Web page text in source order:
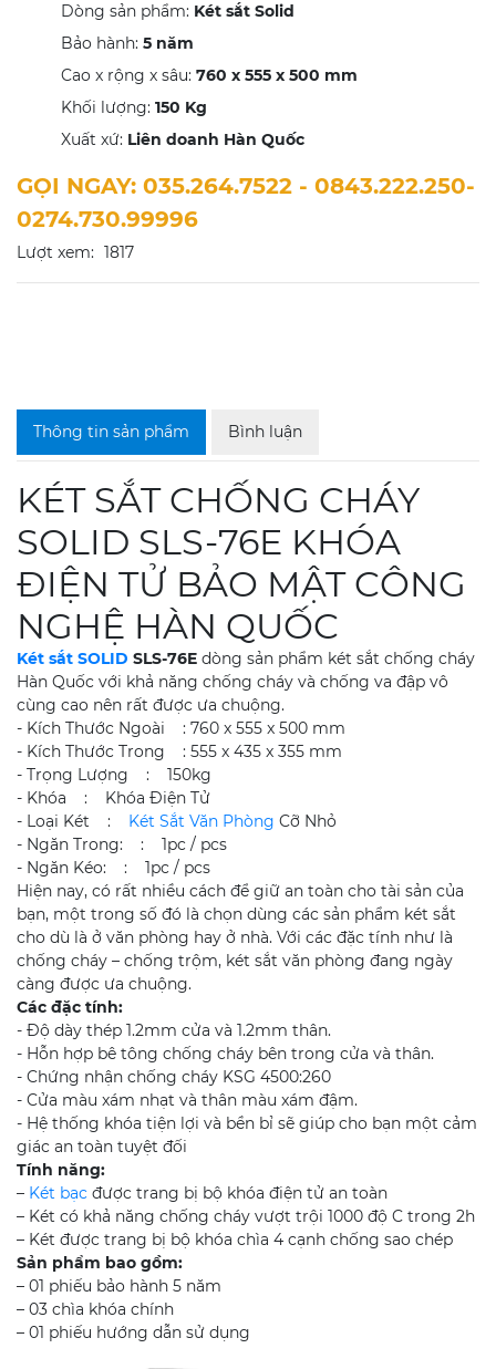
Dòng sản phẩm: Két sắt Solid
Bảo hành: 5 năm
Cao x rộng x sâu: 760 x 555 x 500 mm
Khối lượng: 150 Kg
Xuất xứ: Liên doanh Hàn Quốc
GỌI NGAY: 035.264.7522 - 0843.222.250-
0274.730.99996
Lượt xem: 1817
Thông tin sản phẩm Bình luận
KÉT SẮT CHỐNG CHÁY
SOLID SLS-76E KHÓA
ĐIỆN TỬ BẢO MẬT CÔNG
NGHỆ HÀN QUỐC
Két sắt SOLID SLS-76E dòng sản phẩm két sắt chống cháy
Hàn Quốc với khả năng chống cháy và chống va đập vô
cùng cao nên rất được ưa chuộng.
- Kích Thước Ngoài : 760 x 555 x 500 mm
- Kích Thước Trong : 555 x 435 x 355 mm
- Trọng Lượng : 150kg
- Khóa : Khóa Điện Tử
- Loại Két :
Két Sắt Văn Phòng Cỡ Nhỏ
- Ngăn Trong: : 1pc / pcs
- Ngăn Kéo: : 1pc / pcs
Hiện nay, có rất nhiều cách để giữ an toàn cho tài sản của
bạn, một trong số đó là chọn dùng các sản phẩm két sắt
cho dù là ở văn phòng hay ở nhà. Với các đặc tính như là
chống cháy – chống trộm, két sắt văn phòng đang ngày
càng được ưa chuộng.
Các đặc tính:
- Độ dày thép 1.2mm cửa và 1.2mm thân.
- Hỗn hợp bê tông chống cháy bên trong cửa và thân.
- Chứng nhận chống cháy KSG 4500:260
- Cửa màu xám nhạt và thân màu xám đậm.
- Hệ thống khóa tiện lợi và bền bỉ sẽ giúp cho bạn một cảm
giác an toàn tuyệt đối
Tính năng:
– Két bạc được trang bị bộ khóa điện tử an toàn
– Két có khả năng chống cháy vượt trội 1000 độ C trong 2h
– Két được trang bị bộ khóa chìa 4 cạnh chống sao chép
Sản phẩm bao gồm:
– 01 phiếu bảo hành 5 năm
– 03 chìa khóa chính
– 01 phiếu hướng dẫn sử dụng